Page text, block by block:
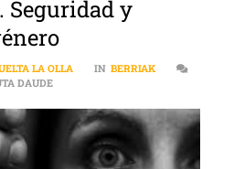
Seguridad y
LA OLLA IN BERRIAK
DAUDEMARIA NAREDO. SEGURIDAD Y